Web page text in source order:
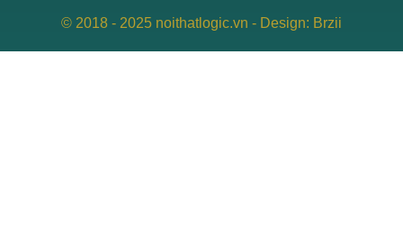
© 2018 - 2025 noithatlogic.vn - Design: Brzii